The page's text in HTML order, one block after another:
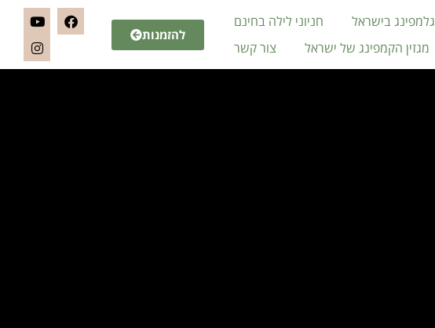
גלמפינג בישראל
חניוני לילה בחינם
מגזין הקמפינג של ישראל צור קשר
להזמנות